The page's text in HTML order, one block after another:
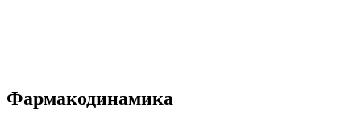
Фармакодинамика